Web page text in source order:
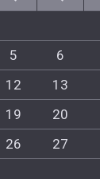
5 6
12 13
19 20
26 27